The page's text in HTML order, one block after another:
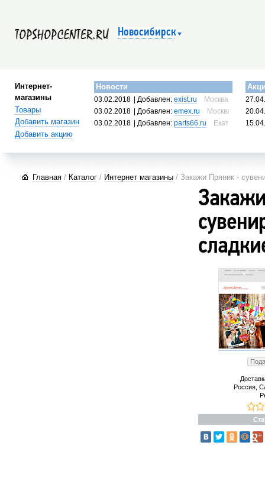
Новосибирск
Интернет-
магазины
Товары
Добавить магазин
Добавить акцию
Новости
03.02.2018 | Добавлен:exist.ru
Москва, Россия
03.02.2018
| Добавлен:emex.ru
Москва, Россия
03.02.2018
| Добавлен:parts66.ru Екатеринбург,
Главная / Каталог / Интернет магазины / Закажи Пряник -
Россия,